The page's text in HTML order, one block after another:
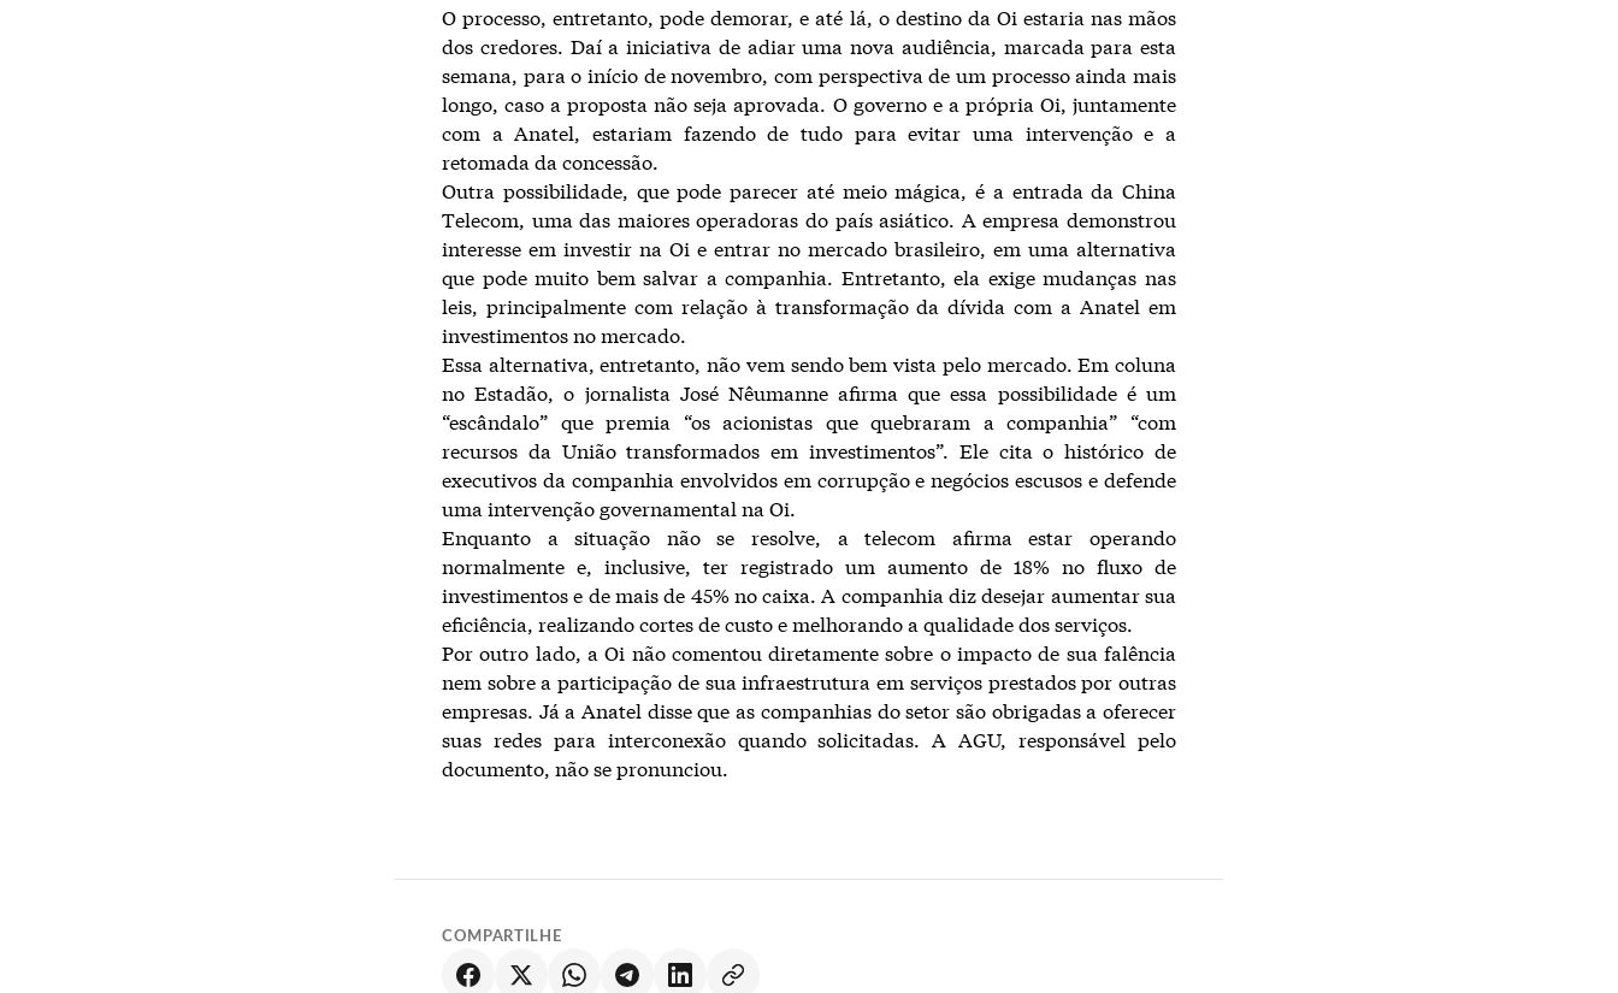
O processo, entretanto, pode demorar, e até lá, o destino da Oi estaria nas mãos
dos credores. Daí a iniciativa de adiar uma nova audiência, marcada para esta
semana, para o início de novembro, com perspectiva de um processo ainda mais
longo, caso a proposta não seja aprovada. O governo e a própria Oi, juntamente
com a Anatel, estariam fazendo de tudo para evitar uma intervenção e a
retomada da concessão.
Outra possibilidade, que pode parecer até meio mágica, é a entrada da China
Telecom, uma das maiores operadoras do país asiático. A empresa demonstrou
interesse em investir na Oi e entrar no mercado brasileiro, em uma alternativa
que pode muito bem salvar a companhia. Entretanto, ela exige mudanças nas
leis, principalmente com relação à transformação da dívida com a Anatel em
investimentos no mercado.
Essa alternativa, entretanto, não vem sendo bem vista pelo mercado. Em coluna
no Estadão, o jornalista José Nêumanne afirma que essa possibilidade é um
“escândalo” que premia “os acionistas que quebraram a companhia” “com
recursos da União transformados em investimentos”. Ele cita o histórico de
executivos da companhia envolvidos em corrupção e negócios escusos e defende
uma intervenção governamental na Oi.
Enquanto a situação não se resolve, a telecom afirma estar operando
normalmente e, inclusive, ter registrado um aumento de 18% no fluxo de
investimentos e de mais de 45% no caixa. A companhia diz desejar aumentar sua
eficiência, realizando cortes de custo e melhorando a qualidade dos serviços.
Por outro lado, a Oi não comentou diretamente sobre o impacto de sua falência
nem sobre a participação de sua infraestrutura em serviços prestados por outras
empresas. Já a Anatel disse que as companhias do setor são obrigadas a oferecer
suas redes para interconexão quando solicitadas. A AGU, responsável pelo
documento, não se pronunciou.
COMPARTILHE